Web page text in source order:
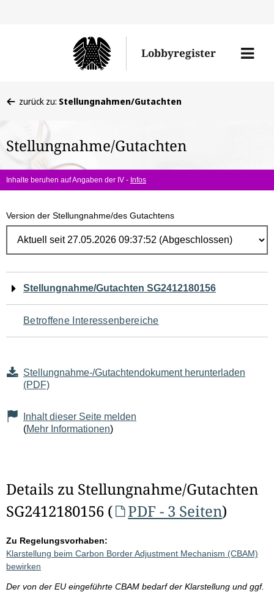
Lobbyregister
Menü
befinden
hier:
zurück zu: Stellungnahmen/Gutachten
Stellungnahme/Gutachten
Inhalte beruhen auf Angaben der IV - Infos
Version der Stellungnahme/des Gutachtens
Navigation
für
den
Seiteninhalt
Stellungnahme/Gutachten SG2412180156
Betroffene Interessenbereiche
Stellungnahme-/Gutachtendokument herunterladen
(PDF)
Inhalt dieser Seite melden
(Mehr Informationen)
Details zu Stellungnahme/Gutachten
SG2412180156 (
PDF - 3 Seiten)
Zu Regelungsvorhaben:
Klarstellung beim Carbon Border Adjustment Mechanism (CBAM)
bewirken
Der von der EU eingeführte CBAM bedarf der Klarstellung und ggf.